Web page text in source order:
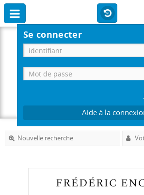
Se connecter
Aide à la
Nouvelle recherche